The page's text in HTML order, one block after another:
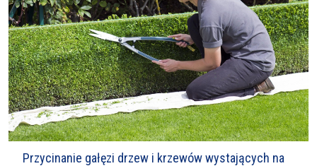
Przycinanie gałęzi drzew i krzewów wystających na